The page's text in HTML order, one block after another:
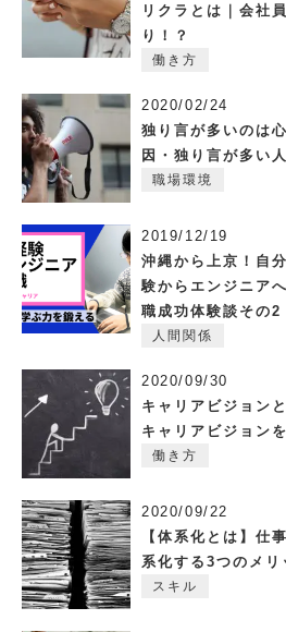
リクラとは｜会社
り！？
働き方
2020/02/24
独り言が多いのは
因・独り言が多い
職場環境
2019/12/19
沖縄から上京！自
験からエンジニア
職成功体験談その2
人間関係
2020/09/30
キャリアビジョン
キャリアビジョン
働き方
2020/09/22
【体系化とは】仕
系化する3つのメ
スキル